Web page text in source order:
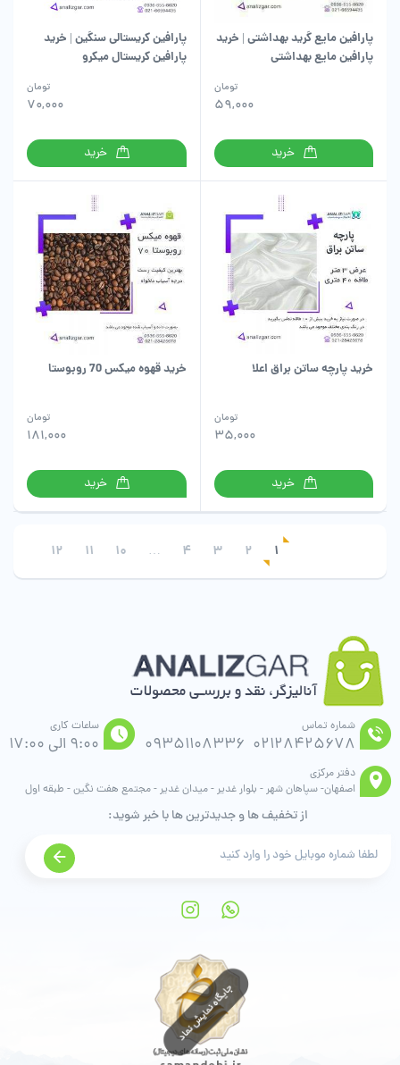
پارافین مایع گرید بهداشتی | خرید
پارافین مایع بهداشتی
59,000
تومان
خرید
پارافین کریستالی سنگین | خرید
پارافین کریستال میکرو
70,000
تومان
خرید
خرید پارچه ساتن براق اعلا
35,000
تومان
خرید
خرید قهوه میکس 70 روبوستا
181,000
تومان
خرید
1
2
3
4
…
10
11
12
شماره تماس
02128425678
09351108336
ساعات کاری
9:00 الی 17:00
دفتر مرکزی
اصفهان- سپاهان شهر - بلوار غدیر - میدان غدیر - مجتمع هفت نگین - طبقه اول
از تخفیف ها و جدیدترین ها با خبر شوید: